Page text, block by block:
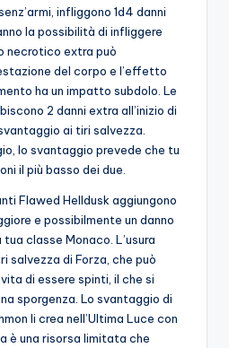
infliggono 1d4 danni
la possibilità di infliggere
necrotico extra può
del corpo e l’effetto
ha un impatto subdolo. Le
2 danni extra all’inizio di
ai tiri salvezza.
lo svantaggio prevede che tu
il più basso dei due.
Flawed Helldusk aggiungono
e possibilmente un danno
classe Monaco. L’usura
salvezza di Forza, che può
di essere spinti, il che si
sporgenza. Lo svantaggio di
li crea nell’Ultima Luce con
è una risorsa limitata che